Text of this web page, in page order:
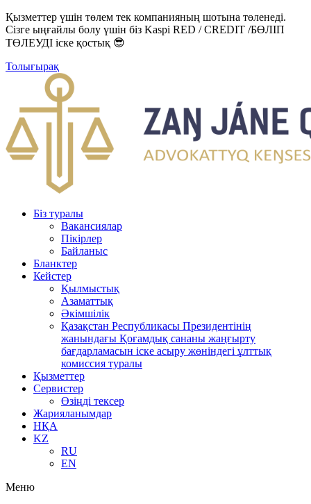
Қызметтер үшін төлем тек компанияның шотына төленеді.
Сізге ыңғайлы болу үшін біз Kaspi RED / CREDIT /БӨЛІП
ТӨЛЕУДІ іске қостық 😎
Толығырақ
Біз туралы
Вакансиялар
Пікірлер
Байланыс
Бланктер
Кейстер
Қылмыстық
Азаматтық
Әкімшілік
Қазақстан Республикасы Президентінің
жанындағы Қоғамдық сананы жаңғырту
бағдарламасын іске асыру жөніндегі ұлттық
комиссия туралы
Қызметтер
Сервистер
Өзіңді тексер
Жарияланымдар
НҚА
KZ
RU
EN
Меню